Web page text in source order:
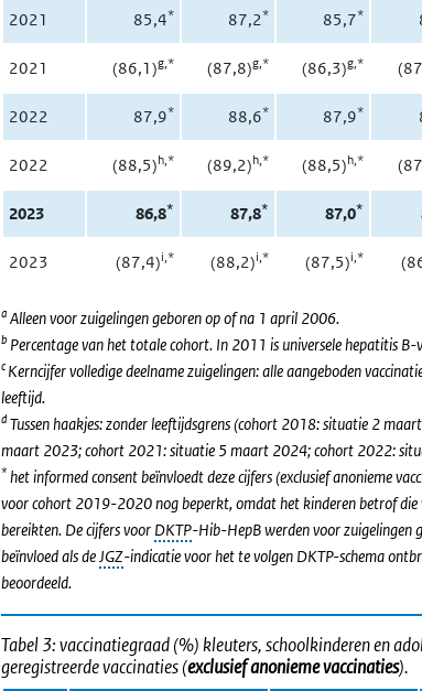
2021 85,4* 87,2* 85,7*
2021 (86,1)g,* (87,8)g,* (86,3)g,*
2022 87,9* 88,6* 87,9*
2022 (88,5)h,* (89,2)h,* (88,5)h,*
2023 86,8* 87,8* 87,0*
2023 (87,4)i,* (88,2)i,* (87,5)i,*
aAlleen voor zuigelingen geboren op of na 1 april 2006.
b Percentage van het totale cohort. In 2011 is universele hepatitis
cKerncijfer volledige deelname zuigelingen: alle aangeboden
leeftijd.
dTussen haakjes: zonder leeftijdsgrens (cohort 2018: situatie 2
maart 2023; cohort 2021: situatie 5 maart 2024; cohort 2022:
*het informed consent beïnvloedt deze cijfers (exclusief anonieme
voor cohort 2019-2020 nog beperkt, omdat het kinderen betrof
bereikten. De cijfers voor DKTP-Hib-HepB werden voor zuigelingen
beïnvloed als deJGZ-indicatie voor het te volgen DKTP-schema
beoordeeld.
Tabel 3: vaccinatiegraad (%) kleuters, schoolkinderen en
geregistreerde vaccinaties (exclusief anonieme vaccinaties).